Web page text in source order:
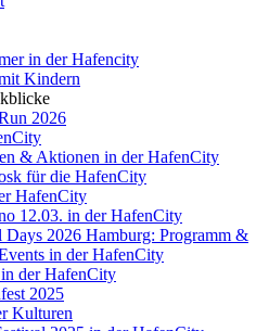
in der Hafencity
Kindern
2026
& Aktionen in der HafenCity
für die HafenCity
HafenCity
12.03. in der HafenCity
Days 2026 Hamburg: Programm &
in der HafenCity
der HafenCity
2025
Kulturen